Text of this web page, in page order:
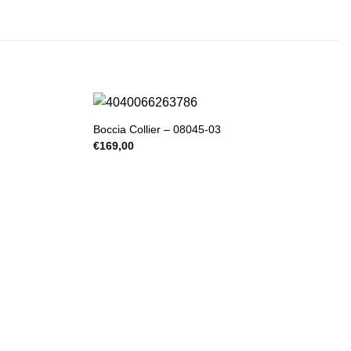
Boccia Collier – 08045-03
€169,00